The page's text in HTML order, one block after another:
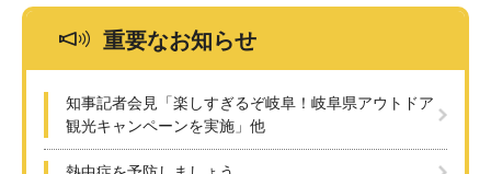
重要なお知らせ
知事記者会見「楽しすぎるぞ岐阜！岐阜県アウトドア
観光キャンペーンを実施」他